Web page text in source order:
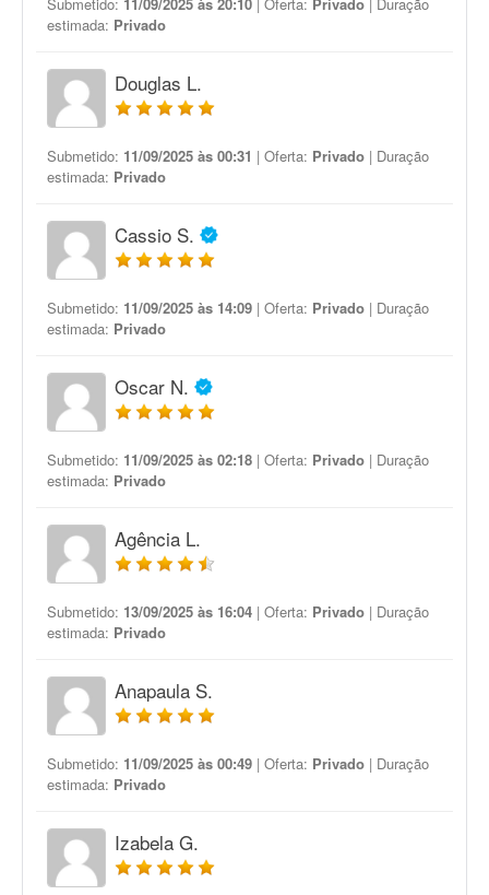
estimada: Privado
Douglas L.
Submetido: 11/09/2025 às 00:31 | Oferta: Privado | Duração
estimada: Privado
Cassio S.
Submetido: 11/09/2025 às 14:09 | Oferta: Privado | Duração
estimada: Privado
Oscar N.
Submetido: 11/09/2025 às 02:18 | Oferta: Privado | Duração
estimada: Privado
Agência L.
Submetido: 13/09/2025 às 16:04 | Oferta: Privado | Duração
estimada: Privado
Anapaula S.
Submetido: 11/09/2025 às 00:49 | Oferta: Privado | Duração
estimada: Privado
Izabela G.